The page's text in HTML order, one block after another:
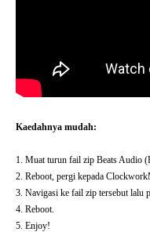
Kaedahnya mudah:
1. Muat turun fail zip Beats Audio
2. Reboot, pergi kepada
3. Navigasi ke fail zip tersebut lalu
4. Reboot.
5. Enjoy!